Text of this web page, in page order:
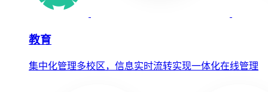
教育
集中化管理多校区，信息实时流转实现一体化在线管理